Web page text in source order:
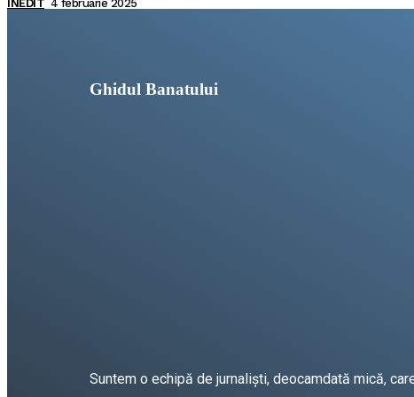
INEDIT 4 februarie 2025
Ghidul Banatului
Suntem o echipă de jurnaliști, deocamdată mică,